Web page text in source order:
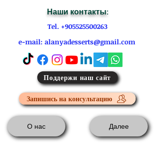
Наши контакты:
Tel. +905525500263
e-mail: alanyadesserts@gmail.com
Поддержи наш сайт
Запишись на консультацию
О нас Далее